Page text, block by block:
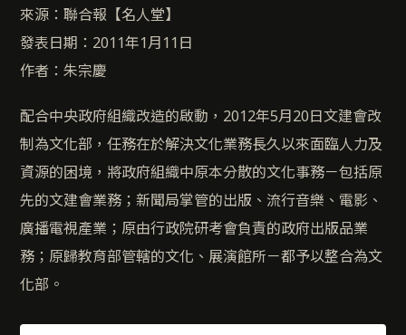
來源：聯合報【名人堂】
發表日期：2011年1月11日
作者：朱宗慶
配合中央政府組織改造的啟動，2012年5月20日文建會改
制為文化部，任務在於解決文化業務長久以來面臨人力及
資源的困境，將政府組織中原本分散的文化事務－包括原
先的文建會業務；新聞局掌管的出版、流行音樂、電影、
廣播電視產業；原由行政院研考會負責的政府出版品業
務；原歸教育部管轄的文化、展演館所－都予以整合為文
化部。